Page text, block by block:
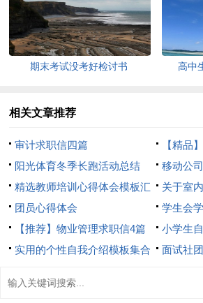
期末考试没考好检讨书 高中
相关文章推荐
审计求职信四篇
【精品
板8篇
阳光体育冬季长跑活动总结
移动公
精选教师培训心得体会模板汇
总8篇
关于室
团员心得体会
学生会
【推荐】物业管理求职信4篇
小学生
合7篇
实用的个性自我介绍模板集合
面试社